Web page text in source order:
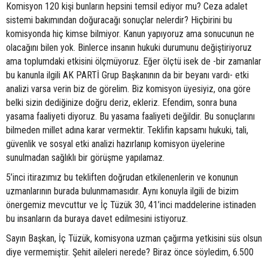
Komisyon 120 kişi bunların hepsini temsil ediyor mu? Ceza adalet
sistemi bakımından doğuracağı sonuçlar nelerdir? Hiçbirini bu
komisyonda hiç kimse bilmiyor. Kanun yapıyoruz ama sonucunun ne
olacağını bilen yok. Binlerce insanın hukuki durumunu değiştiriyoruz
ama toplumdaki etkisini ölçmüyoruz. Eğer ölçtü isek de -bir zamanlar
bu kanunla ilgili AK PARTİ Grup Başkanının da bir beyanı vardı- etki
analizi varsa verin biz de görelim. Biz komisyon üyesiyiz, ona göre
belki sizin dediğinize doğru deriz, ekleriz. Efendim, sonra buna
yasama faaliyeti diyoruz. Bu yasama faaliyeti değildir. Bu sonuçlarını
bilmeden millet adına karar vermektir. Teklifin kapsamı hukuki, tali,
güvenlik ve sosyal etki analizi hazırlanıp komisyon üyelerine
sunulmadan sağlıklı bir görüşme yapılamaz.
5’inci itirazımız bu tekliften doğrudan etkilenenlerin ve konunun
uzmanlarının burada bulunmamasıdır. Aynı konuyla ilgili de bizim
önergemiz mevcuttur ve İç Tüzük 30, 41’inci maddelerine istinaden
bu insanların da buraya davet edilmesini istiyoruz.
Sayın Başkan, İç Tüzük, komisyona uzman çağırma yetkisini süs olsun
diye vermemiştir. Şehit aileleri nerede? Biraz önce söyledim, 6.500